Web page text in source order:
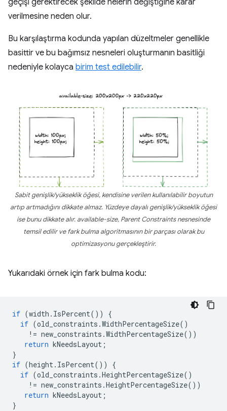
verilmesine neden olur.
Bu karşılaştırma kodunda yapılan düzeltmeler genellikle
basittir ve bu bağımsız nesneleri oluşturmanın basitliği
nedeniyle kolayca birim test edilebilir.
Sabit genişlik/yükseklik öğesi, kendisine verilen kullanılabilir boyutun
artıp artmadığını dikkate almaz. Yüzdeye dayalı genişlik/yükseklik öğesi
ise bunu dikkate alır. available-size, Parent Constraintsnesnesinde
temsil edilir ve fark bulma algoritmasının bir parçası olarak bu
optimizasyonu gerçekleştirir.
Yukarıdaki örnek için fark bulma kodu:
if (width . IsPercent())
{
if (old_constraints .WidthPercentageSize()
!= new_constraints .WidthPercentageSize())
return kNeedsLayout ;
}
if (height. IsPercent())
{
if (old_constraints .HeightPercentageSize()
!= new_constraints .HeightPercentageSize())
return kNeedsLayout ;
}